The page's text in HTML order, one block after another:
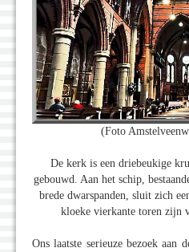
(Foto
De kerk is een driebeukige
gebouwd. Aan het schip,
brede dwarspanden, sluit zich
kloeke vierkante toren zijn
Ons laatste serieuze bezoek aan